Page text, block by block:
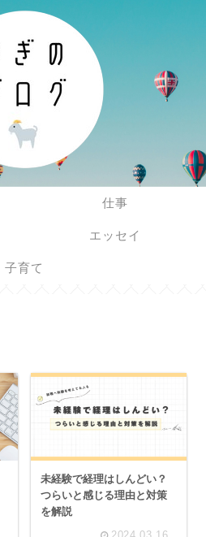
仕事
エッセイ
子育て
未経験で経理はしんどい？
つらいと感じる理由と対策
を解説